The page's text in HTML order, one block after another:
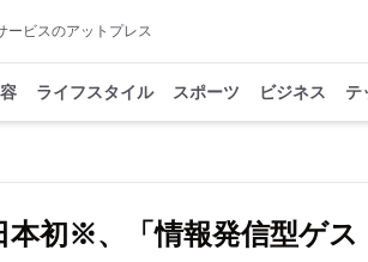
ービスのアットプレス
ライフスタイル スポーツ ビジネス テ
本初※、「情報発信型ゲス